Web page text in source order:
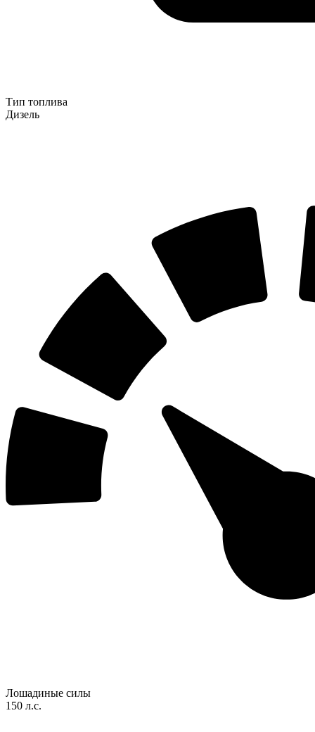
Тип топлива
Дизель
Лошадиные силы
150 л.с.